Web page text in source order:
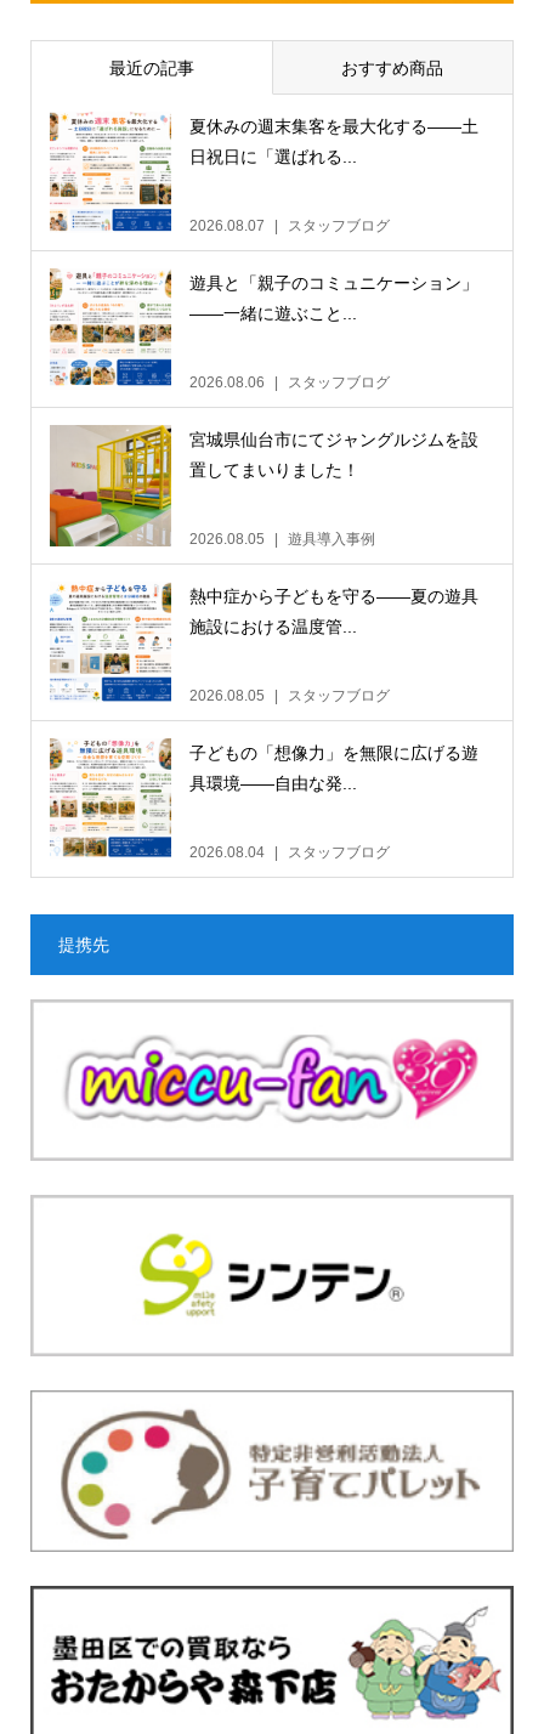
最近の記事 おすすめ商品
夏休みの週末集客を最大化する——土
日祝日に「選ばれる...
2026.08.07 スタッフブログ
遊具と「親子のコミュニケーション」
——一緒に遊ぶこと...
2026.08.06 スタッフブログ
宮城県仙台市にてジャングルジムを設
置してまいりました！
2026.08.05 遊具導入事例
熱中症から子どもを守る——夏の遊具
施設における温度管...
2026.08.05 スタッフブログ
子どもの「想像力」を無限に広げる遊
具環境——自由な発...
2026.08.04 スタッフブログ
提携先